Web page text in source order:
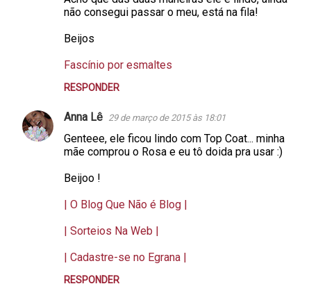
não consegui passar o meu, está na fila!
Beijos
Fascínio por esmaltes
RESPONDER
Anna Lê 29 de março de 2015 às 18:01
Genteee, ele ficou lindo com Top Coat... minha
mãe comprou o Rosa e eu tô doida pra usar :)
Beijoo !
| O Blog Que Não é Blog |
| Sorteios Na Web |
| Cadastre-se no Egrana |
RESPONDER